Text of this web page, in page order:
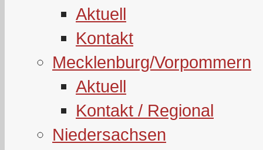
Aktuell
Kontakt
Mecklenburg/Vorpommern
Aktuell
Kontakt / Regional
Niedersachsen